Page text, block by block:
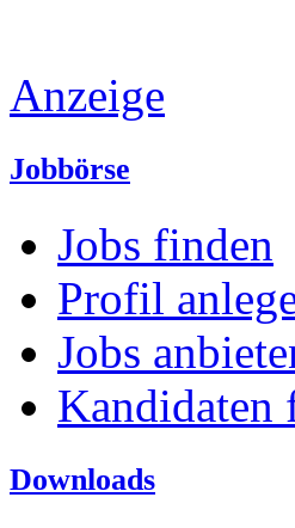
Anzeige
Jobbörse
Jobs finden
Profil
Jobs
Kandidaten
Downloads